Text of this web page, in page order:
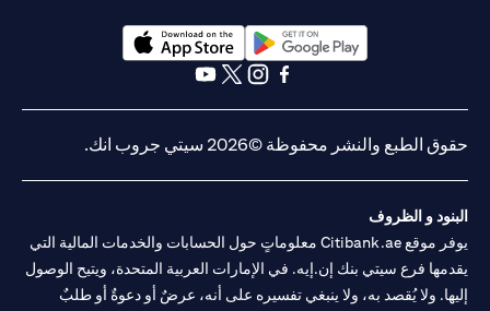
opens in a new tab
opens in a new tab
حقوق الطبع والنشر محفوظة ©2026 سيتي جروب انك.
البنود و الظروف
يوفر موقع Citibank.ae معلوماتٍ حول الحسابات والخدمات المالية التي
يقدمها فرع سيتي بنك إن.إيه. في الإمارات العربية المتحدة، ويتيح الوصول
إليها. ولا يُقصد به، ولا ينبغي تفسيره على أنه، عرضٌ أو دعوةٌ أو طلبٌ